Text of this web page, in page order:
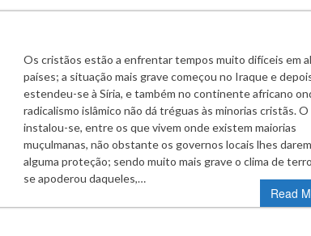
Os cristãos estão a enfrentar tempos muito difíceis em
países; a situação mais grave começou no Iraque e
estendeu-se à Síria, e também no continente africano
radicalismo islâmico não dá tréguas às minorias cristãs. O
instalou-se, entre os que vivem onde existem maiorias
muçulmanas, não obstante os governos locais lhes darem
alguma proteção; sendo muito mais grave o clima de
se apoderou daqueles,…
Read